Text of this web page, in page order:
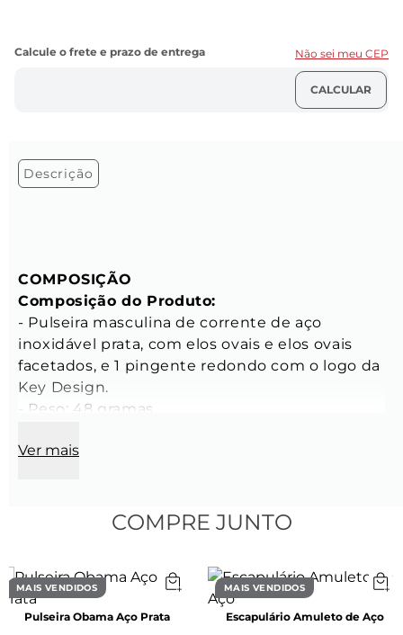
Não sei meu CEP
Descrição
COMPOSIÇÃO
Composição do Produto:
- Pulseira masculina de corrente de aço
inoxidável prata, com elos ovais e elos ovais
facetados, e 1 pingente redondo com o logo da
Key Design.
- Peso: 48 gramas
- Espessura do elo: 0,6 mm
- Cor: Prata
- Material: Aço inoxidável
Ver mais
COMPRE JUNTO
MAIS VENDIDOS
Pulseira Obama Aço Prata
MAIS VENDIDOS
Escapulário Amuleto de Aço